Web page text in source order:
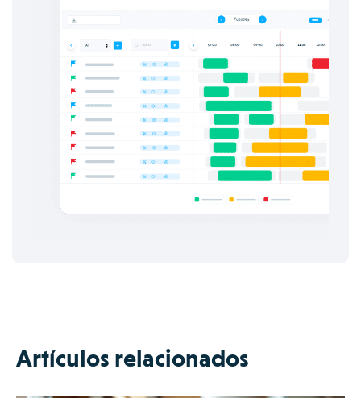
Artículos relacionados